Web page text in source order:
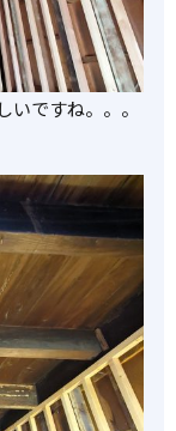
ですね。。。